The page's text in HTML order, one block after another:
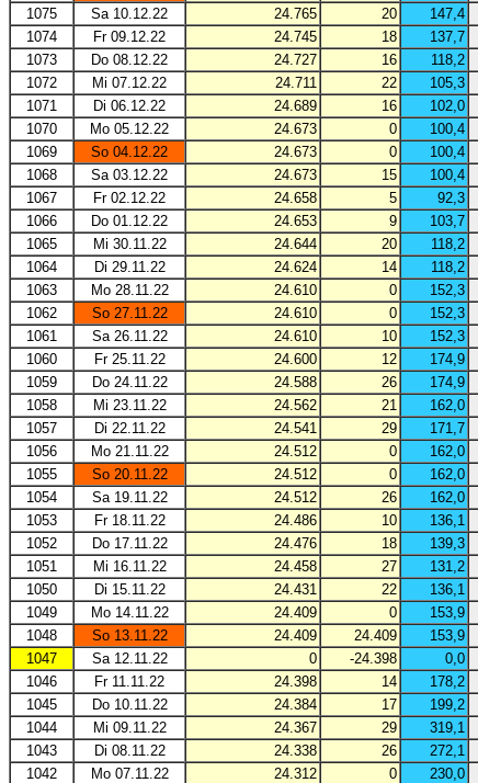
1075
Sa 10.12.22 24.765 20 147,4
1074
Fr 09.12.22 24.745 18 137,7
1073
Do 08.12.22 24.727 16 118,2
1072
Mi 07.12.22 24.711 22 105,3
1071
Di 06.12.22 24.689 16 102,0
1070
Mo 05.12.22 24.673 0 100,4
1069
So 04.12.22 24.673 0 100,4
1068
Sa 03.12.22 24.673 15 100,4
1067
Fr 02.12.22 24.658 5 92,3
1066
Do 01.12.22 24.653 9 103,7
1065
Mi 30.11.22 24.644 20 118,2
1064
Di 29.11.22 24.624 14 118,2
1063
Mo 28.11.22 24.610 0 152,3
1062
So 27.11.22 24.610 0 152,3
1061
Sa 26.11.22 24.610 10 152,3
1060
Fr 25.11.22 24.600 12 174,9
1059
Do 24.11.22 24.588 26 174,9
1058
Mi 23.11.22 24.562 21 162,0
1057
Di 22.11.22 24.541 29 171,7
1056
Mo 21.11.22 24.512 0 162,0
1055
So 20.11.22 24.512 0 162,0
1054
Sa 19.11.22 24.512 26 162,0
1053
Fr 18.11.22 24.486 10 136,1
1052
Do 17.11.22 24.476 18 139,3
1051
Mi 16.11.22 24.458 27 131,2
1050
Di 15.11.22 24.431 22 136,1
1049
Mo 14.11.22 24.409 0 153,9
1048
So 13.11.22 24.409 24.409 153,9
1047
Sa 12.11.22 0 -24.398 0,0
1046
Fr 11.11.22 24.398 14 178,2
1045
Do 10.11.22 24.384 17 199,2
1044
Mi 09.11.22 24.367 29 319,1
1043
Di 08.11.22 24.338 26 272,1
1042
Mo 07.11.22 24.312 0 230,0